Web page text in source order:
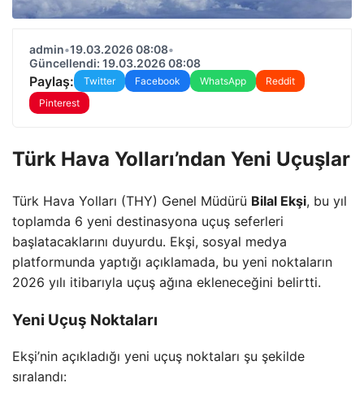
admin•19.03.2026 08:08•
Güncellendi: 19.03.2026 08:08
Paylaş: Twitter Facebook WhatsApp
Reddit
Pinterest
Türk Hava Yolları’ndan Yeni Uçuşlar
Türk Hava Yolları (THY) Genel Müdürü Bilal Ekşi, bu yıl
toplamda 6 yeni destinasyona uçuş seferleri
başlatacaklarını duyurdu. Ekşi, sosyal medya
platformunda yaptığı açıklamada, bu yeni noktaların
2026 yılı itibarıyla uçuş ağına ekleneceğini belirtti.
Yeni Uçuş Noktaları
Ekşi’nin açıkladığı yeni uçuş noktaları şu şekilde
sıralandı: